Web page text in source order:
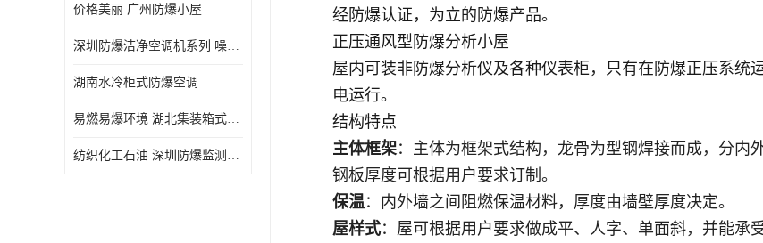
价格美丽 广州防爆小屋
深圳防爆洁净空调机系列 噪音低
湖南水冷柜式防爆空调
易燃易爆环境 湖北集装箱式防爆小屋
纺织化工石油 深圳防爆监测小屋
经防爆认证，为立的防爆产品。
正压通风型防爆分析小屋
屋内可装非防爆分析仪及各种仪表柜，只有在防爆正压系统
电运行。
结构特点
主体框架：主体为框架式结构，龙骨为型钢焊接而成，分内
钢板厚度可根据用户要求订制 。
保温：内外墙之间阻燃保温材料，厚度由墙壁厚度决定。
屋样式：屋可根据用户要求做成平、人字、单面斜，并能承